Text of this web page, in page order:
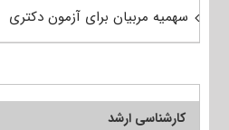
سهمیه مربیان برای آزمون دکتری
کارشناسی ارشد